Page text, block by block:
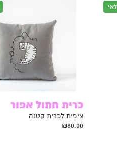
כרית חתול אפור
ציפית לכרית קטנה
₪80.00